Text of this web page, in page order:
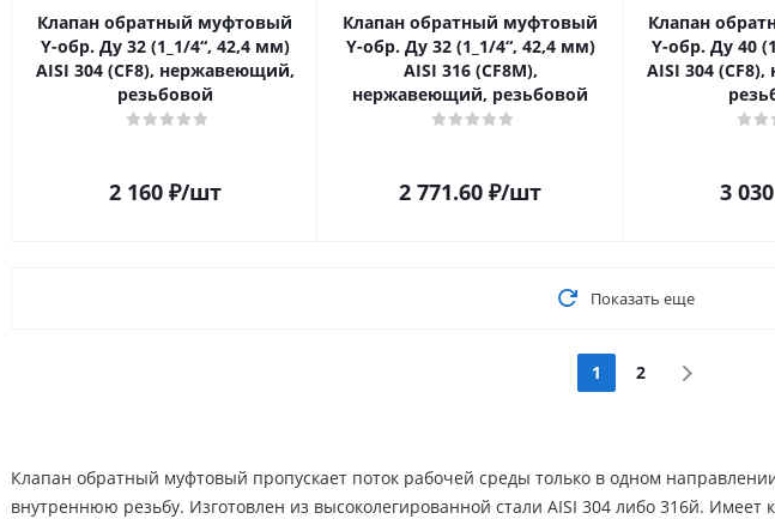
Клапан обратный муфтовый
Y-обр. Ду 32 (1_1/4“, 42,4 мм)
AISI 304 (CF8), нержавеющий,
резьбовой
2 160₽/шт
Клапан обратный муфтовый
Y-обр. Ду 32 (1_1/4“, 42,4 мм)
AISI 316 (CF8M),
нержавеющий, резьбовой
2 771.60 ₽/шт
Клапан
Y-обр. Ду 40
AISI 304
3 030
Показать еще
1 2
Клапан обратный муфтовый пропускает поток рабочей среды только в одном
внутреннюю резьбу. Изготовлен из высоколегированной стали AISI 304 либо 316й. Имеет